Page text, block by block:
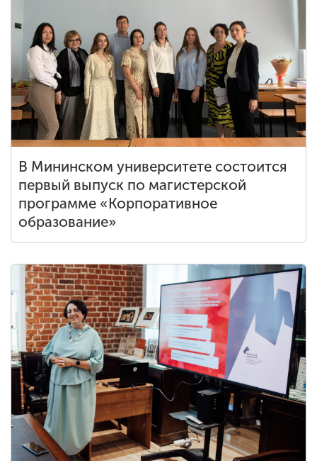
В Мининском университете состоится
первый выпуск по магистерской
программе «Корпоративное
образование»